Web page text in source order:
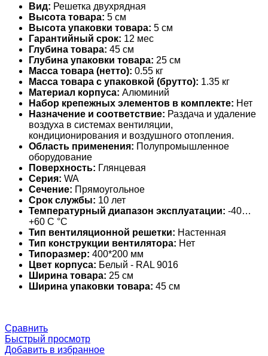
Вид: Решетка двухрядная
Высота товара: 5 см
Высота упаковки товара: 5 см
Гарантийный срок: 12 мес
Глубина товара: 45 см
Глубина упаковки товара: 25 см
Масса товара (нетто): 0.55 кг
Масса товара с упаковкой (брутто): 1.35 кг
Материал корпуса: Алюминий
Набор крепежных элементов в комплекте: Нет
Назначение и соответствие: Раздача и удаление
воздуха в системах вентиляции,
кондиционирования и воздушного отопления.
Область применения: Полупромышленное
оборудование
Поверхность: Глянцевая
Серия: WA
Сечение: Прямоугольное
Срок службы: 10 лет
Температурный диапазон эксплуатации: -40…
+60 С °С
Тип вентиляционной решетки: Настенная
Тип конструкции вентилятора: Нет
Типоразмер: 400*200 мм
Цвет корпуса: Белый - RAL 9016
Ширина товара: 25 см
Ширина упаковки товара: 45 см
Сравнить
Быстрый просмотр
Добавить в избранное